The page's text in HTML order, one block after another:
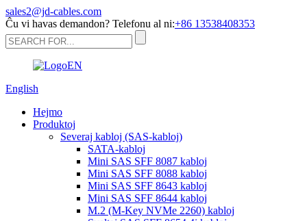
sales2@jd-cables.com
Ĉu vi havas demandon? Telefonu al ni:+86 13538408353
English
Hejmo
Produktoj
Severaj kabloj (SAS-kabloj)
SATA-kabloj
Mini SAS SFF 8087 kabloj
Mini SAS SFF 8088 kabloj
Mini SAS SFF 8643 kabloj
Mini SAS SFF 8644 kabloj
M.2 (M-Key NVMe 2260) kabloj